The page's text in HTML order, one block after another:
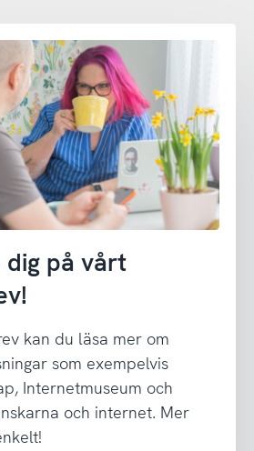
dig på vårt
kan du läsa mer om
som exempelvis
Internetmuseum och
och internet. Mer